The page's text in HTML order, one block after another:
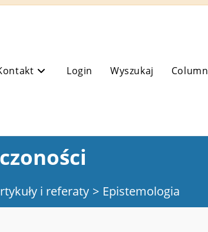
Login Wyszukaj Column
i referaty > Epistemologia